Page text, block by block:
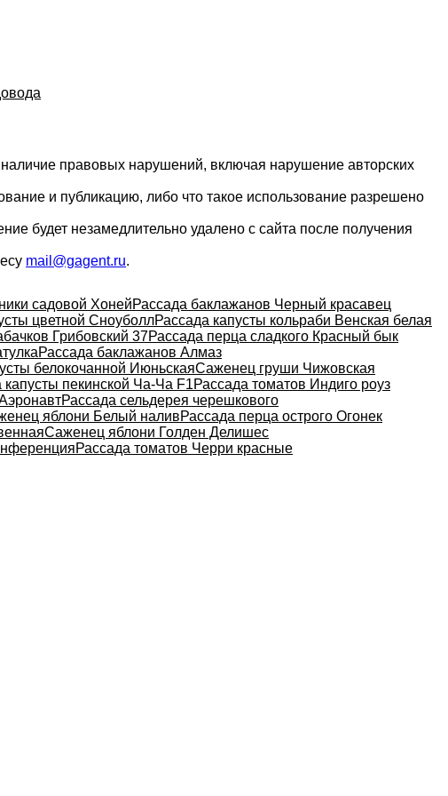
правовых нарушений, включая нарушение авторских
и публикацию, либо что такое использование разрешено
будет незамедлительно удалено с сайта после получения
mail@gagent.ru.
садовой ХонейРассада баклажанов Черный красавец
цветной СноуболлРассада капусты кольраби Венская белая
Грибовский 37Рассада перца сладкого Красный бык
Рассада баклажанов Алмаз
белокочанной ИюньскаяСаженец груши Чижовская
капусты пекинской Ча-Ча F1Рассада томатов Индиго роуз
Рассада сельдерея черешкового
яблони Белый наливРассада перца острого Огонек
Саженец яблони Голден Делишес
Рассада томатов Черри красные